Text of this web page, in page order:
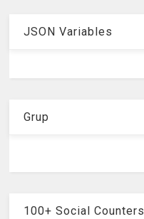
JSON Variables
Grup
100+ Social Counters